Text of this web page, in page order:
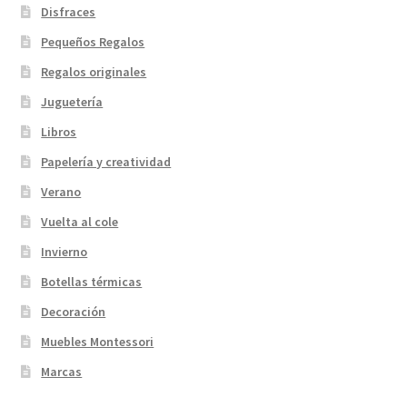
Disfraces
Pequeños Regalos
Regalos originales
Juguetería
Libros
Papelería y creatividad
Verano
Vuelta al cole
Invierno
Botellas térmicas
Decoración
Muebles Montessori
Marcas